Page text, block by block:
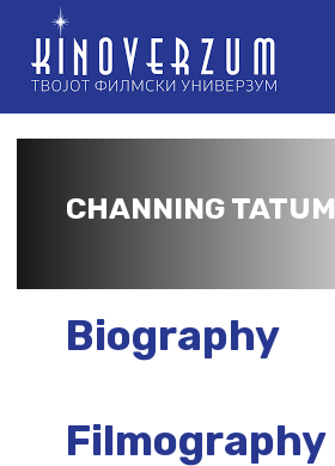
CHANNING TATUM
Biography
Filmography